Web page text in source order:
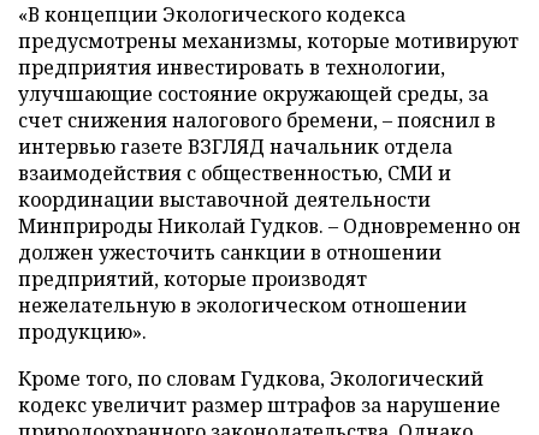
«В концепции Экологического кодекса
предусмотрены механизмы, которые мотивируют
предприятия инвестировать в технологии,
улучшающие состояние окружающей среды, за
счет снижения налогового бремени, – пояснил в
интервью газете ВЗГЛЯД начальник отдела
взаимодействия с общественностью, СМИ и
координации выставочной деятельности
Минприроды Николай Гудков. – Одновременно он
должен ужесточить санкции в отношении
предприятий, которые производят
нежелательную в экологическом отношении
продукцию».
Кроме того, по словам Гудкова, Экологический
кодекс увеличит размер штрафов за нарушение